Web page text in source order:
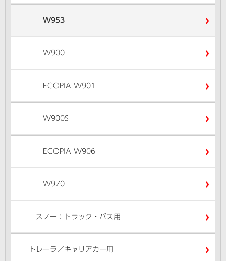
W953
W900
ECOPIA W901
W900S
ECOPIA W906
W970
スノー：トラック・バス用
トレーラ／キャリアカー用